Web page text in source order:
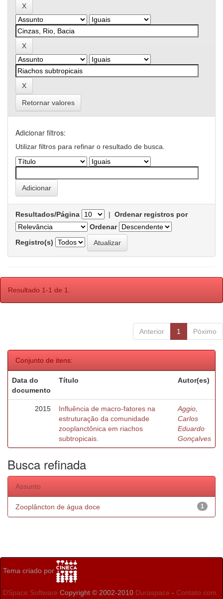
Retornar valores
Adicionar filtros:
Utilizar filtros para refinar o resultado de busca.
Resultados/Página | Ordenar registros por
Ordenar
Registro(s)
Resultado 1-1 de 1.
Anterior 1 Póximo
Conjunto de itens:
Data do
documento
Título Autor(es)
2015
Influência de macro-fatores na
estruturação da comunidade
zooplanctônica em riachos
subtropicais.
Aggio,
Carlos
Eduardo
Gonçalves
Busca refinada
Assunto
1
Zooplâncton de água doce
Tema criado por
DSpace Software Copyright © 2002-2010 Duraspace - Contato com